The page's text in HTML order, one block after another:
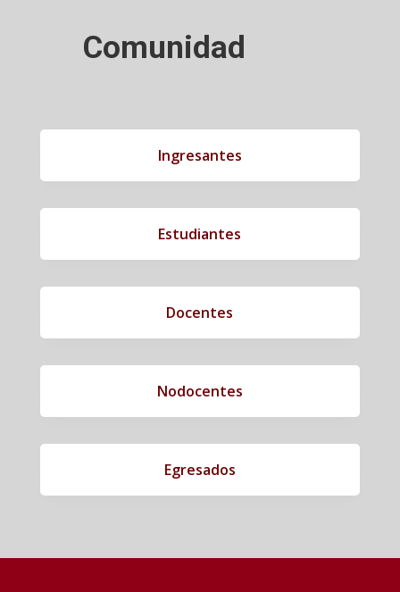
Comunidad
Ingresantes
Estudiantes
Docentes
Nodocentes
Egresados